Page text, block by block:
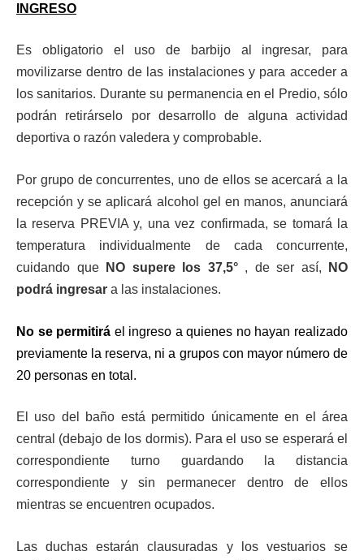
INGRESO
Es obligatorio el uso de barbijo al ingresar, para
movilizarse dentro de las instalaciones y para acceder a
los sanitarios. Durante su permanencia en el Predio, sólo
podrán retirárselo por desarrollo de alguna actividad
deportiva o razón valedera y comprobable.
Por grupo de concurrentes, uno de ellos se acercará a la
recepción y se aplicará alcohol gel en manos, anunciará
la reserva PREVIA y, una vez confirmada, se tomará la
temperatura individualmente de cada concurrente,
cuidando que
NO supere los 37,5°, de ser así,
NO
podrá ingresar a las instalaciones.
No se permitirá el ingreso a quienes no hayan realizado
previamente la reserva, ni a grupos con mayor número de
20 personas en total.
El uso del baño está permitido únicamente en el área
central (debajo de los dormis). Para el uso se esperará el
correspondiente turno guardando la distancia
correspondiente y sin permanecer dentro de ellos
mientras se encuentren ocupados.
Las duchas estarán clausuradas y los vestuarios se